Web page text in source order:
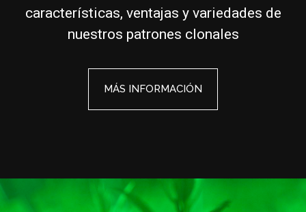
características, ventajas y variedades de
nuestros patrones clonales
MÁS INFORMACIÓN